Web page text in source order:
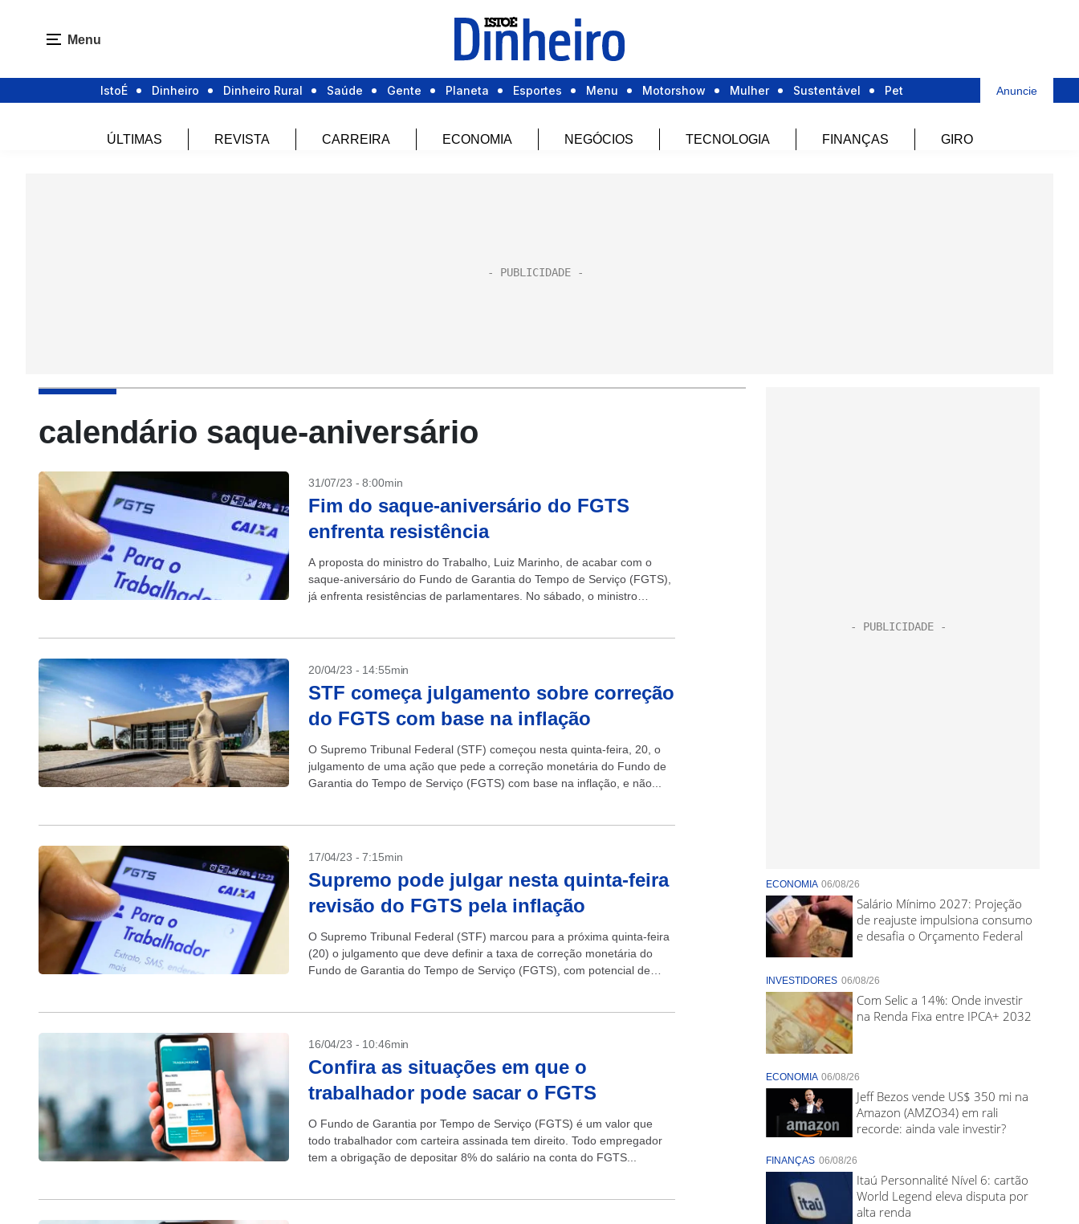
Menu
IstoÉ Dinheiro Dinheiro Rural Saúde Gente Planeta Esportes Menu Motorshow Mulher Sustentável Pet Anuncie
ÚLTIMAS REVISTA CARREIRA ECONOMIA NEGÓCIOS TECNOLOGIA FINANÇAS GIRO
calendário saque-aniversário
31/07/23 - 8:00min
Fim do saque-aniversário do FGTS
enfrenta resistência
A proposta do ministro do Trabalho, Luiz Marinho, de acabar com o
saque-aniversário do Fundo de Garantia do Tempo de Serviço (FGTS),
já enfrenta resistências de parlamentares. No sábado, o ministro
20/04/23 - 14:55min
STF começa julgamento sobre correção
do FGTS com base na inflação
O Supremo Tribunal Federal (STF) começou nesta quinta-feira, 20, o
julgamento de uma ação que pede a correção monetária do Fundo de
Garantia do Tempo de Serviço (FGTS) com base na inflação, e não...
17/04/23 - 7:15min
Supremo pode julgar nesta quinta-feira
revisão do FGTS pela inflação
O Supremo Tribunal Federal (STF) marcou para a próxima quinta-feira
(20) o julgamento que deve definir a taxa de correção monetária do
Fundo de Garantia do Tempo de Serviço (FGTS), com potencial de
16/04/23 - 10:46min
Confira as situações em que o
trabalhador pode sacar o FGTS
O Fundo de Garantia por Tempo de Serviço (FGTS) é um valor que
todo trabalhador com carteira assinada tem direito. Todo empregador
tem a obrigação de depositar 8% do salário na conta do FGTS...
ECONOMIA 06/08/26
Salário Mínimo 2027: Projeção
de reajuste impulsiona consumo
e desafia o Orçamento Federal
INVESTIDORES 06/08/26
Com Selic a 14%: Onde investir
na Renda Fixa entre IPCA+ 2032
ECONOMIA 06/08/26
Jeff Bezos vende US$ 350 mi na
Amazon (AMZO34) em rali
recorde: ainda vale investir?
FINANÇAS 06/08/26
Itaú Personnalité Nível 6: cartão
World Legend eleva disputa por
alta renda